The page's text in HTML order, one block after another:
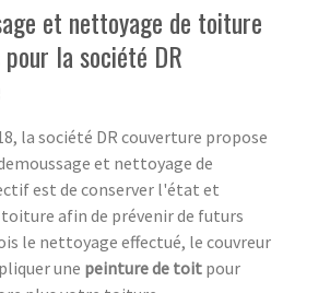
et nettoyage de toiture
pour la société DR
la société DR couverture propose
et nettoyage de
est de conserver l'état et
afin de prévenir de futurs
le nettoyage effectué, le couvreur
une peinture de toit pour